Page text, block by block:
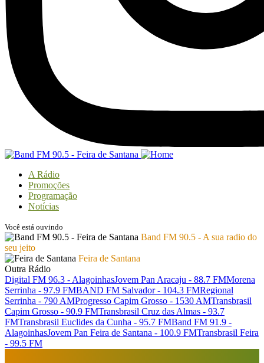
A Rádio
Promoções
Programação
Notícias
Você está ouvindo
Band FM 90.5 - A sua radio do
seu jeito
Feira de Santana
Outra Rádio
Digital FM 96.3 - AlagoinhasJovem Pan Aracaju - 88.7 FMMorena
Serrinha - 97.9 FMBAND FM Salvador - 104.3 FMRegional
Serrinha - 790 AMProgresso Capim Grosso - 1530 AMTransbrasil
Capim Grosso - 90.9 FMTransbrasil Cruz das Almas - 93.7
FMTransbrasil Euclides da Cunha - 95.7 FMBand FM 91.9 -
AlagoinhasJovem Pan Feira de Santana - 100.9 FMTransbrasil Feira
- 99.5 FM